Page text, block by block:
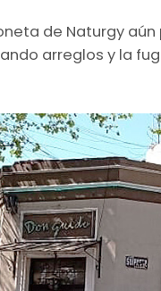
de Naturgy
arreglos y la